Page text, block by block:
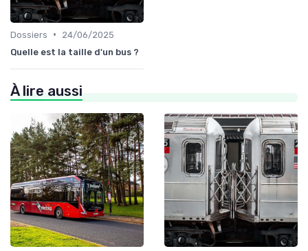
Dossiers •
24/06/2025
Quelle est la taille d'un bus ?
À lire aussi